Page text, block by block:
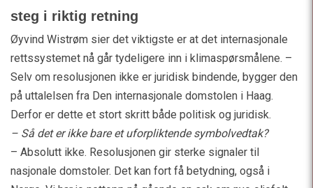
steg i riktig retning
Øyvind Wistrøm sier det viktigste er at det internasjonale
rettssystemet nå går tydeligere inn i klimaspørsmålene. –
Selv om resolusjonen ikke er juridisk bindende, bygger den
på uttalelsen fra Den internasjonale domstolen i Haag.
Derfor er dette et stort skritt både politisk og juridisk.
– Så det er ikke bare et uforpliktende symbolvedtak?
– Absolutt ikke. Resolusjonen gir sterke signaler til
nasjonale domstoler. Det kan fort få betydning, også i